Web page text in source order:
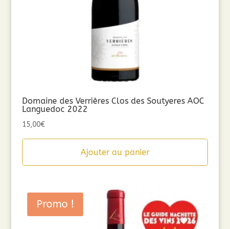
Domaine des Verrières Clos des Soutyeres AOC
Languedoc 2022
15,00€
Ajouter au panier
Promo !